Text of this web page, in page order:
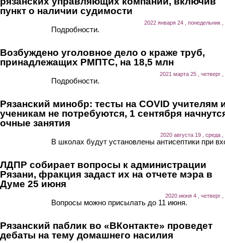
пункт о наличии судимости
2022 января 24 , понедельник ,
Подробности.
Возбуждено уголовное дело о краже труб,
принадлежащих РМПТС, на 18,5 млн
2021 марта 25 , четверг ,
Подробности.
Рязанский минобр: тесты на COVID учителям
ученикам не потребуются, 1 сентября
очные занятия
2020 августа 19 , среда ,
В школах будут установлены антисептики при
ЛДПР собирает вопросы к администрации
Рязани, фракция задаст их на отчете мэра в
Думе 25 июня
2020 июня 4 , четверг ,
Вопросы можно присылать до 11 июня.
Рязанский паблик во «ВКонтакте» проведет
дебаты на тему домашнего насилия